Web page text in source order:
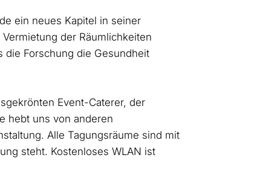
ein neues Kapitel in seiner
der Räumlichkeiten
Forschung die Gesundheit
Event-Caterer, der
hebt uns von anderen
Alle Tagungsräume sind mit
steht. Kostenloses WLAN ist